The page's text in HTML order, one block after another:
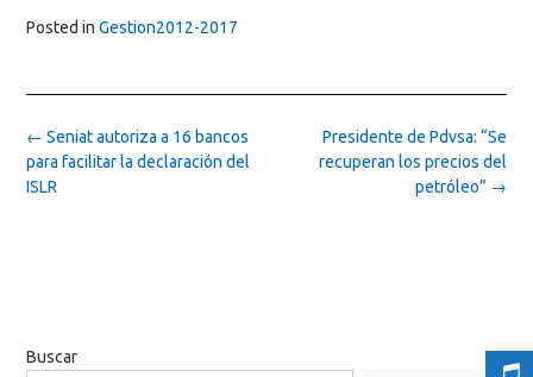
Posted in Gestion2012-2017
Post
navigation
Presidente de Pdvsa: “Se
recuperan los precios del
petróleo” →
← Seniat autoriza a 16 bancos
para facilitar la declaración del
ISLR
Buscar